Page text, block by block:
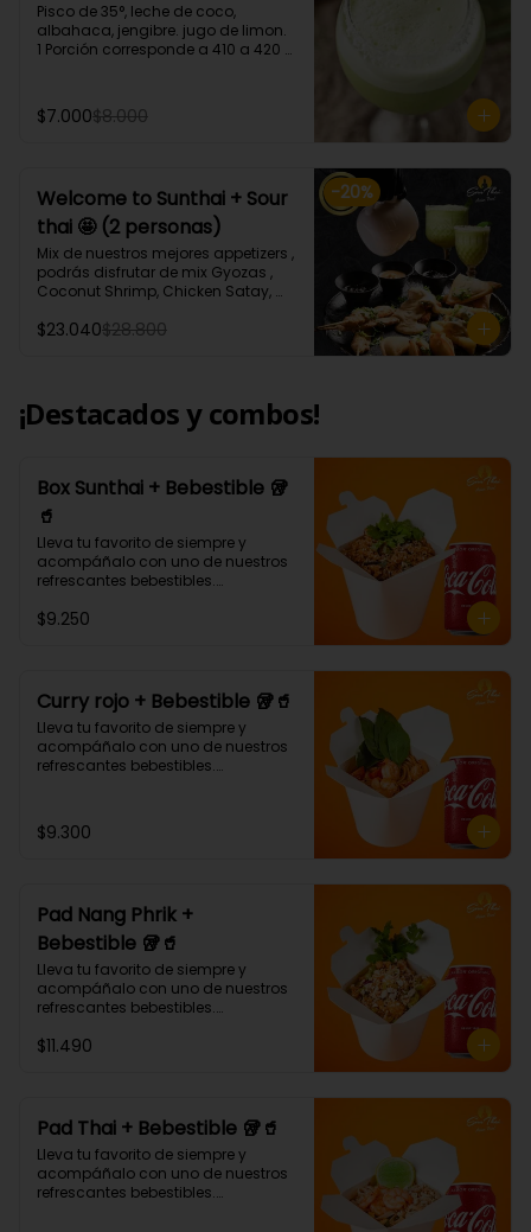
Pisco de 35°, leche de coco,
albahaca, jengibre. jugo de limon.
1 Porción corresponde a 410 a 420
$7.000$8.000
-20%
Welcome to Sunthai + Sour
thai 🤩 (2 personas)
Mix de nuestros mejores appetizers ,
podrás disfrutar de mix Gyozas ,
Coconut Shrimp, Chicken Satay,
Mongolianas, papas fritas en salsa
$23.040$28.800
¡Destacados y combos!
Box Sunthai + Bebestible 🥡
🥤
Lleva tu favorito de siempre y
acompáñalo con uno de nuestros
refrescantes bebestibles.
bases, proteínas, verduras y salsas
$9.250
Curry rojo + Bebestible 🥡🥤
Lleva tu favorito de siempre y
acompáñalo con uno de nuestros
refrescantes bebestibles.
con salsa de curry rojo.🌶🌶 (Debe
elegir su proteína)
$9.300
Pad Nang Phrik +
Bebestible 🥡🥤
Lleva tu favorito de siempre y
acompáñalo con uno de nuestros
refrescantes bebestibles.
apio, cebolla morada, cilantro,
$11.490
Pad Thai + Bebestible 🥡🥤
Lleva tu favorito de siempre y
acompáñalo con uno de nuestros
refrescantes bebestibles.